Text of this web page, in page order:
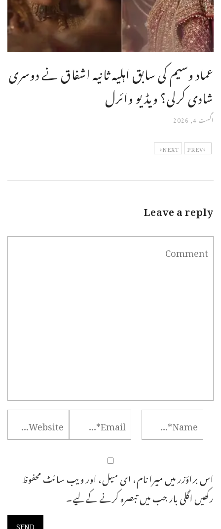
عماد وسیم کی سابق اہلیہ ثانیہ اشفاق نے دوسری
شادی کرلی؟ ویڈیو وائرل
اگست 4, 2026
PREV
NEXT
Leave a reply
اس براؤزر میں میرا نام، ای میل، اور ویب سائٹ محفوظ
رکھیں اگلی بار جب میں تبصرہ کرنے کےلیے۔